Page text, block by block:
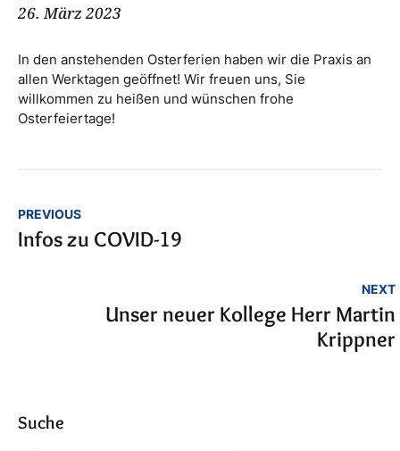
26. März 2023
In den anstehenden Osterferien haben wir die Praxis an
allen Werktagen geöffnet! Wir freuen uns, Sie
willkommen zu heißen und wünschen frohe
Osterfeiertage!
PREVIOUS
Infos zu COVID-19
NEXT
Unser neuer Kollege Herr Martin
Krippner
Suche